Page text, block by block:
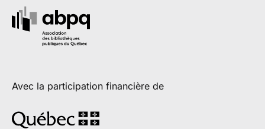
Avec la participation financière de